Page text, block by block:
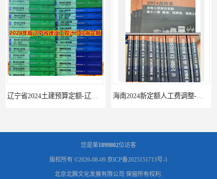
您是第1899802位访客
版权所有 ©2026-08-09 京ICP备2025151713号-1
北京北腾文化发展有限公司 保留所有权利.